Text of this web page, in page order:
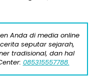
Anda di media online
seputar sejarah,
tradisional, dan hal
085315557788.